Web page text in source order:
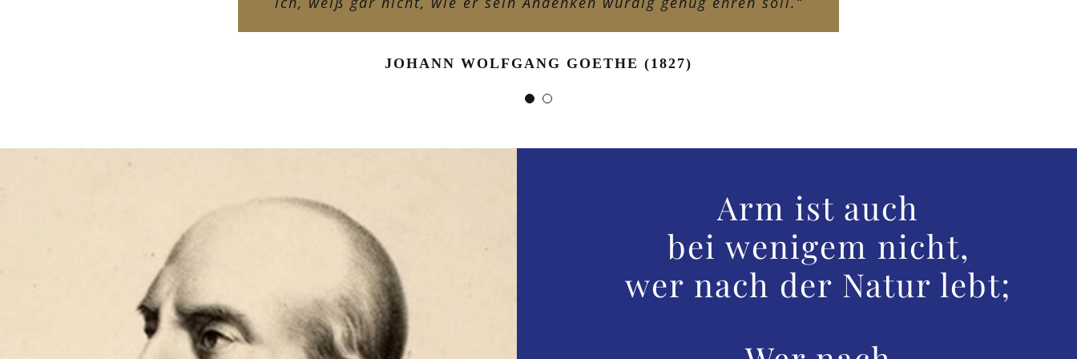
JOHANN WOLFGANG GOETHE (1827)
Arm ist auch
bei wenigem nicht,
wer nach der Natur lebt;